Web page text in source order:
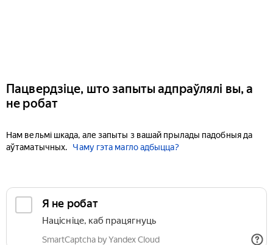
Пацвердзіце, што запыты адпраўлялі вы, а
не робат
Нам вельмі шкада, але запыты з вашай прылады падобныя да
аўтаматычных.
Чаму гэта магло адбыцца?
Я не робат
Націсніце, каб працягнуць
SmartCaptcha by Yandex Cloud